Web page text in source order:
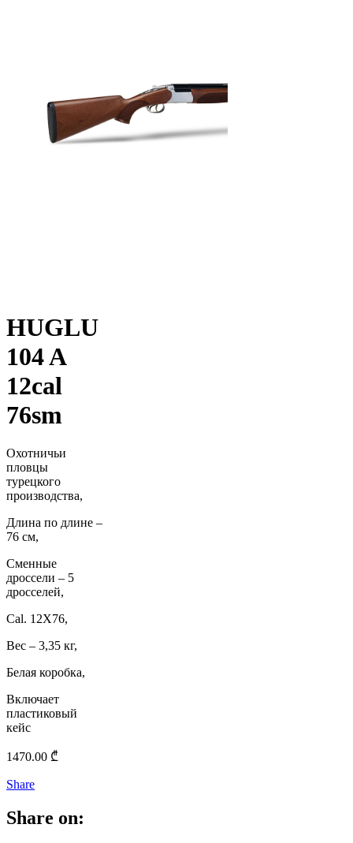
HUGLU
104 A
12cal
76sm
Охотничьи
пловцы
турецкого
производства,
Длина по длине –
76 см,
Сменные
дроссели – 5
дросселей,
Cal. 12X76,
Вес – 3,35 кг,
Белая коробка,
Включает
пластиковый
кейс
1470.00 ₾
Share
Share on: